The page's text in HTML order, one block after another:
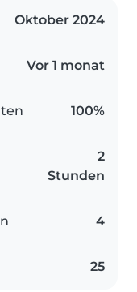
Oktober 2024
Vor 1 monat
100%
2
Stunden
4
25